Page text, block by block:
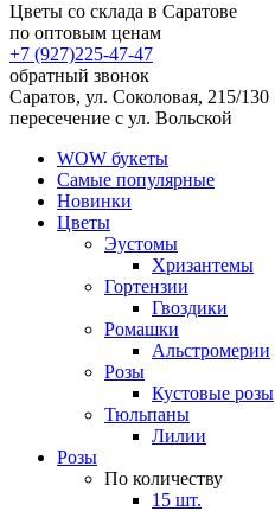
Цветы со склада в Саратове
по оптовым ценам
+7 (927)225-47-47
обратный звонок
Саратов, ул. Соколовая, 215/130
пересечение с ул. Вольской
WOW букеты
Самые популярные
Новинки
Цветы
Эустомы
Хризантемы
Гортензии
Гвоздики
Ромашки
Альстромерии
Розы
Кустовые розы
Тюльпаны
Лилии
Розы
По количеству
15 шт.